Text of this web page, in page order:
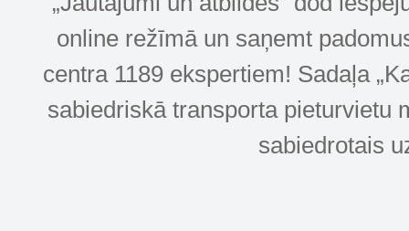
online režīmā un saņemt
centra 1189 ekspertiem! Sadaļa
sabiedriskā transporta pieturvietu
sabiedrotais